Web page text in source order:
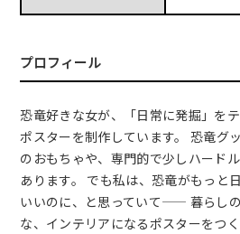
プロフィール
恐竜好きな女が、「日常に発掘」を
ポスターを制作しています。 恐竜グ
のおもちゃや、専門的で少しハード
あります。 でも私は、恐竜がもっと
いいのに、と思っていて—— 暮らし
な、インテリアになるポスターをつ